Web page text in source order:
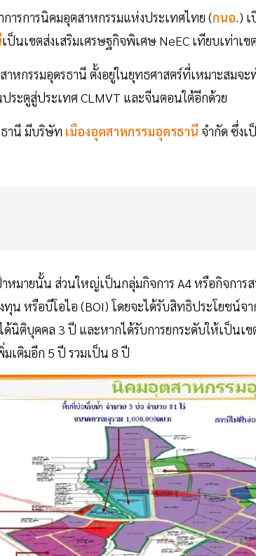
การการนิคมอุตสาหกรรมแห่งประเทศไทย (กนอ.)
เป็นเขตส่งเสริมเศรษฐกิจพิเศษ NeEC เทียบเท่าเ
าหกรรมอุดรธานี ตั้งอยู่ในยุทธศาสตร์ที่เหมาะสมจ
ระตูสู่ประเทศ CLMVT และจีนตอนใต้อีกด้วย
านี มีบริษัท เมืองอุตสาหกรรมอุดรธานี จำกัด ซึ่งเ
าหมายนั้น ส่วนใหญ่เป็นกลุ่มกิจการ A4 หรือกิจกา
งทุน หรือบีโอไอ (BOI) โดยจะได้รับสิทธิประโยชน์
ด้นิติบุคคล 3 ปี และหากได้รับการยกระดับให้เป็นเ
เติมอีก 5 ปี รวมเป็น 8 ปี